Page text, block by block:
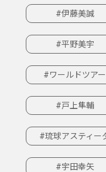
#伊藤美誠
#平野美宇
#ワールドツアー
#戸上隼輔
#琉球アスティー
#宇田幸矢